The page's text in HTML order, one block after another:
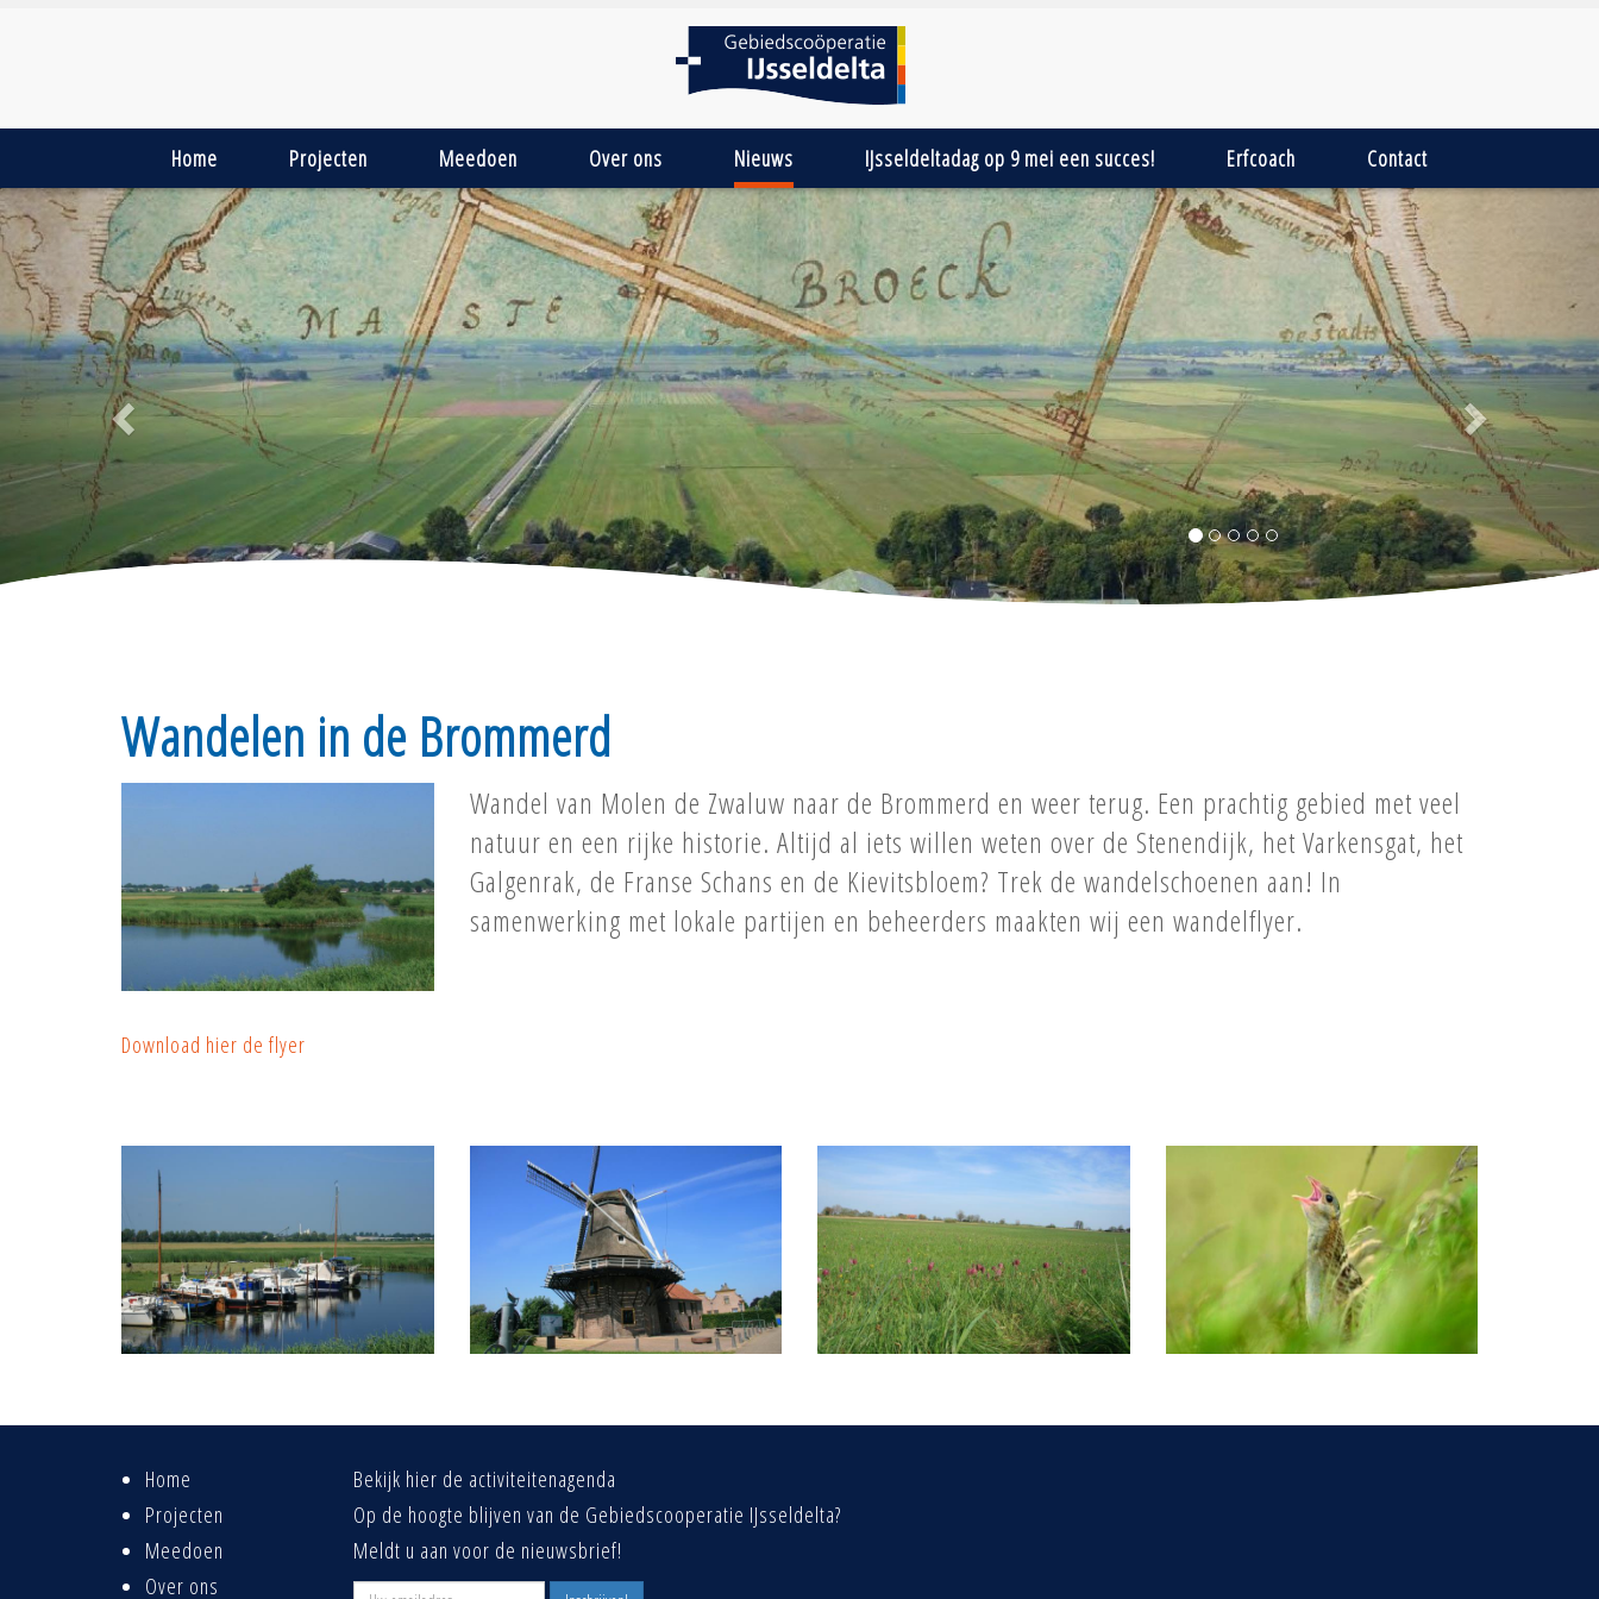
Home Projecten Meedoen Over ons Nieuws IJsseldeltadag op 9 mei een succes! Erfcoach Contact
Previous
Wandelen in de Brommerd
Wandel van Molen de Zwaluw naar de Brommerd en weer terug. Een prachtig gebied met veel
natuur en een rijke historie. Altijd al iets willen weten over de Stenendijk, het Varkensgat, het
Galgenrak, de Franse Schans en de Kievitsbloem? Trek de wandelschoenen aan! In
samenwerking met lokale partijen en beheerders maakten wij een wandelflyer.
Download hier de flyer
Home
Projecten
Meedoen
Over ons
Bekijk hier de activiteitenagenda
Op de hoogte blijven van de Gebiedscooperatie IJsseldelta?
Meldt u aan voor de nieuwsbrief!